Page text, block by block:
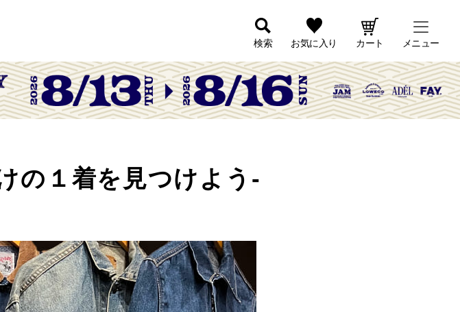
検索 お気に入り カート メニュー
の１着を見つけよう-